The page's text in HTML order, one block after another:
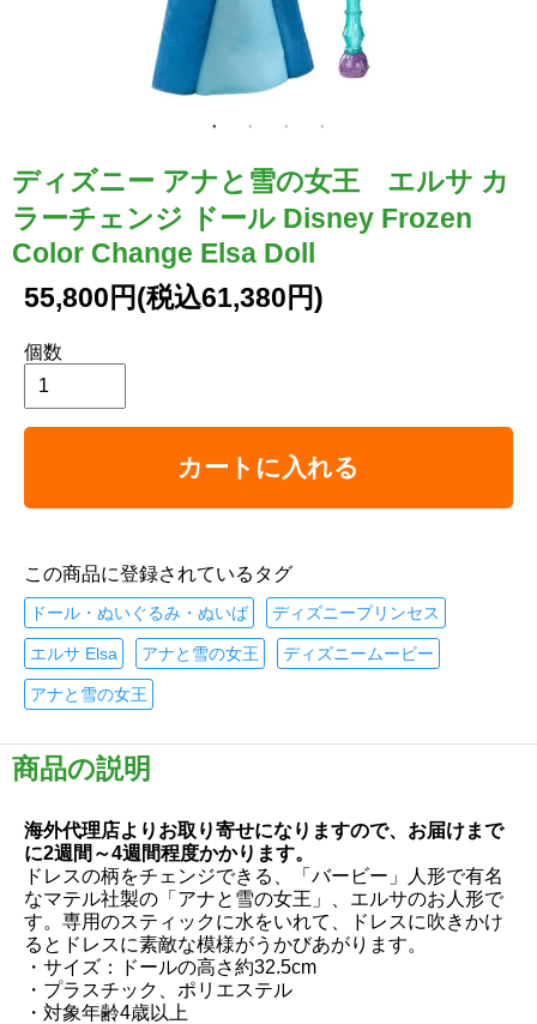
ディズニー アナと雪の女王 エルサ カ
ラーチェンジ ドール Disney Frozen
Color Change Elsa Doll
55,800円(税込61,380円)
個数
カートに入れる
この商品に登録されているタグ
ドール・ぬいぐるみ・ぬいば ディズニープリンセス
エルサ Elsa アナと雪の女王 ディズニームービー
アナと雪の女王
商品の説明
海外代理店よりお取り寄せになりますので、お届けまで
に2週間～4週間程度かかります。
ドレスの柄をチェンジできる、「バービー」人形で有名
なマテル社製の「アナと雪の女王」、エルサのお人形で
す。専用のスティックに水をいれて、ドレスに吹きかけ
るとドレスに素敵な模様がうかびあがります。
・サイズ：ドールの高さ約32.5cm
・プラスチック、ポリエステル
・対象年齢4歳以上